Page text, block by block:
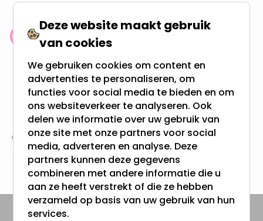
Klantenbeoordeling: 9.4/10
Gratis verzending + snel geleverd
Vanaf EUR100,- naar NL & BE
& 100 dagen recht op retour
Altijd uit eigen voorraad
3000m2 - 60.000+ Producten
Deze website maakt gebruik
van cookies
We gebruiken cookies om content en
advertenties te personaliseren, om
functies voor social media te bieden en om
ons websiteverkeer te analyseren. Ook
delen we informatie over uw gebruik van
onze site met onze partners voor social
media, adverteren en analyse. Deze
partners kunnen deze gegevens
combineren met andere informatie die u
aan ze heeft verstrekt of die ze hebben
verzameld op basis van uw gebruik van hun
services.